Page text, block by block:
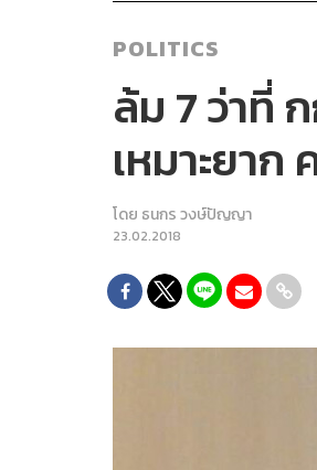
POLITICS
ล้ม 7 ว่าที่
เหมาะยาก
โดย ธนกร วงษ์ปัญญา
23.02.2018